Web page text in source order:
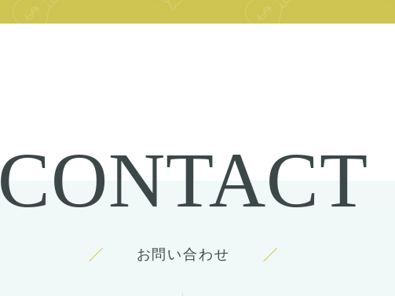
CONTACT
お問い合わせ